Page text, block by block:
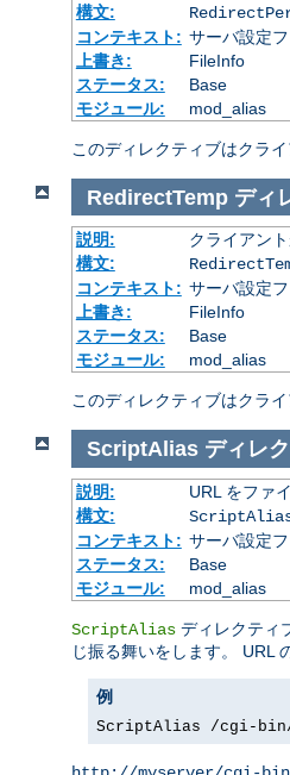
構文:
コンテキスト: サーバ設定
上書き:
FileInfo
ステータス:
Base
モジュール:
mod_alias
このディレクティブはクラ
RedirectTemp ディ
説明:
クライアン
構文:
コンテキスト: サーバ設定
上書き:
FileInfo
ステータス:
Base
モジュール:
mod_alias
このディレクティブはクラ
ScriptAlias ディレ
説明:
URL をファ
構文:
コンテキスト: サーバ設定
ステータス:
Base
モジュール:
mod_alias
ScriptAlias ディレクティ
じ振る舞いをします。 URL
例
ScriptAlias /cgi-